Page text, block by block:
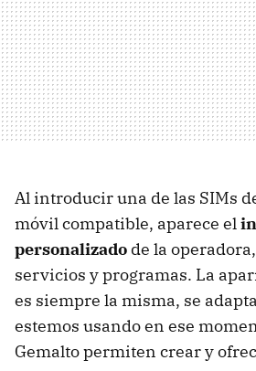
Al introducir una de las SIMs
móvil compatible, aparece el
personalizado de la
servicios y programas. La
es siempre la misma, se
estemos usando en ese
Gemalto permiten crear y